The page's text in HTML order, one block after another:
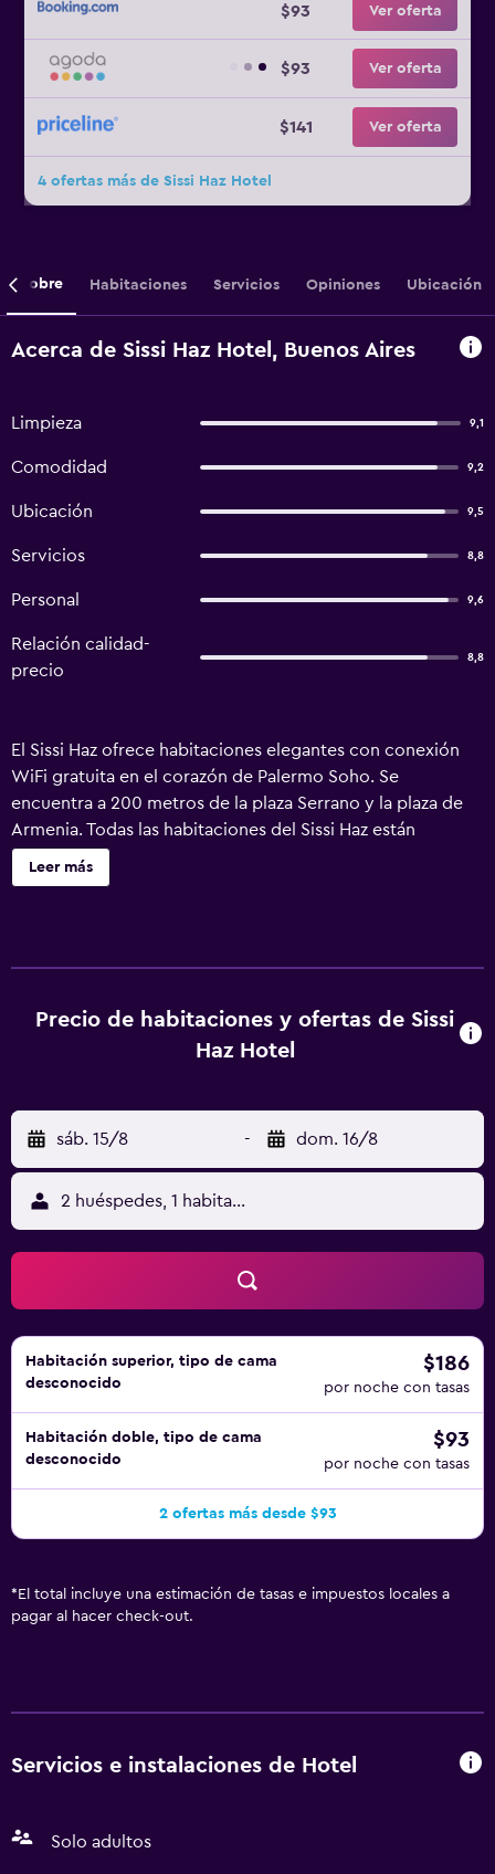
$93 Ver oferta
$93 Ver oferta
$141 Ver oferta
4 ofertas más de Sissi Haz Hotel
Sobre Habitaciones Servicios Opiniones Ubicación
Acerca de Sissi Haz Hotel, Buenos Aires
Limpieza 9,1
Comodidad 9,2
Ubicación 9,5
Servicios 8,8
Personal 9,6
Relación calidad-
precio
8,8
El Sissi Haz ofrece habitaciones elegantes con conexión
WiFi gratuita en el corazón de Palermo Soho. Se
encuentra a 200 metros de la plaza Serrano y la plaza de
Armenia. Todas las habitaciones del Sissi Haz están
decoradas de forma exclusiva y cuentan con aire
acondicionado, calefacción, TV de pantalla plana por
Boutique se encuentra a 10 minutos a pie de muchos de
los lugares de interés de Buenos Aires, como boutiques de
zona. El establecimiento se encuentra a 300 metros de la
plaza Cortázar y a 3 km del aeropuerto Jorge Newbery. El
aeropuerto internacional de Ezeiza se halla a 31 km.
Leer más
Precio de habitaciones y ofertas de Sissi
Haz Hotel
sáb. 15/8 - dom. 16/8
2 huéspedes, 1 habitación
Habitación superior, tipo de cama
desconocido
$186
por noche con tasas
Habitación doble, tipo de cama
desconocido
$93
por noche con tasas
2 ofertas más desde $93
* El total incluye una estimación de tasas e impuestos locales a
pagar al hacer check-out.
Servicios e instalaciones de Hotel
Solo adultos